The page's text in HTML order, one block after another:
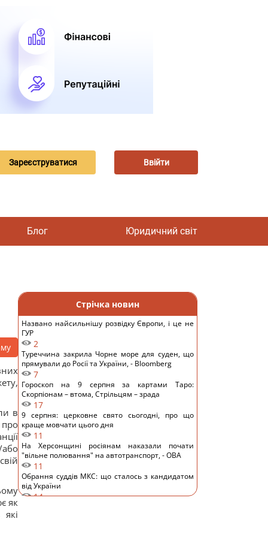
Зареєструватися Ввійти
Блог Юридичний світ
в
про
як
Стрічка новин
Названо найсильнішу розвідку Європи, і це не
ГУР
2
Туреччина закрила Чорне море для суден, що
прямували до Росії та України, - Bloomberg
7
Гороскоп на 9 серпня за картами Таро:
Скорпіонам – втома, Стрільцям – зрада
17
9 серпня: церковне свято сьогодні, про що
краще мовчати цього дня
11
На Херсонщині росіянам наказали почати
"вільне полювання" на автотранспорт, - ОВА
11
Обрання суддів МКС: що сталось з кандидатом
від України
14